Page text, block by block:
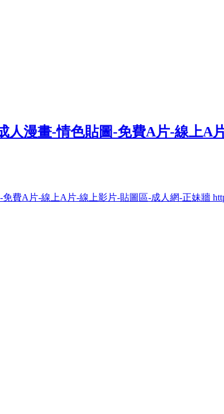
費A片-線上A片-線上影片-貼圖區-成人網-正妹牆